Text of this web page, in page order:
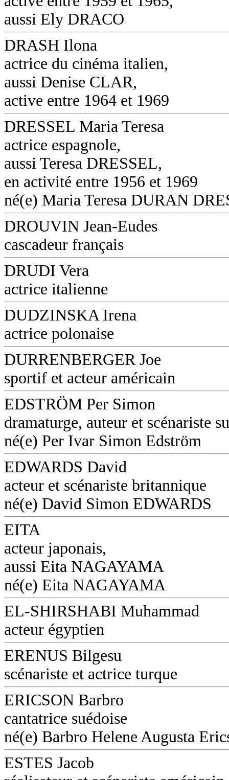
aussi Ely DRACO
DRASH Ilona
actrice du cinéma italien,
aussi Denise CLAR,
active entre 1964 et 1969
DRESSEL Maria Teresa
actrice espagnole,
aussi Teresa DRESSEL,
en activité entre 1956 et 1969
né(e) Maria Teresa DURAN
DROUVIN Jean-Eudes
cascadeur français
DRUDI Vera
actrice italienne
DUDZINSKA Irena
actrice polonaise
DURRENBERGER Joe
sportif et acteur américain
EDSTRÖM Per Simon
dramaturge, auteur et scénariste
né(e) Per Ivar Simon Edström
EDWARDS David
acteur et scénariste britannique
né(e) David Simon EDWARDS
EITA
acteur japonais,
aussi Eita NAGAYAMA
né(e) Eita NAGAYAMA
EL-SHIRSHABI Muhammad
acteur égyptien
ERENUS Bilgesu
scénariste et actrice turque
ERICSON Barbro
cantatrice suédoise
né(e) Barbro Helene Augusta
ESTES Jacob